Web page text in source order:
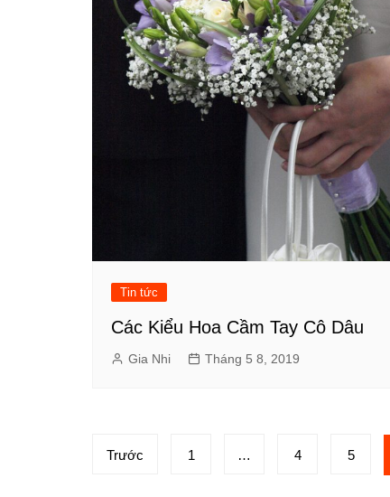
Tin tức
Các Kiểu Hoa Cầm Tay Cô Dâu
Gia Nhi Tháng 5 8, 2019
Phân
Trước 1 … 4 5